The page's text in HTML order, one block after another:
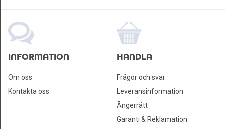
INFORMATION
Om oss
Kontakta oss
HANDLA
Frågor och svar
Leveransinformation
Ångerrätt
Garanti & Reklamation